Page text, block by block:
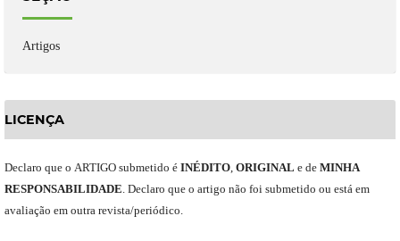
Artigos
LICENÇA
Declaro que o ARTIGO submetido é INÉDITO, ORIGINAL ede MINHA
RESPONSABILIDADE Declaro que o artigo não foi submetido ou está em
avaliação em outra revista/periódico.